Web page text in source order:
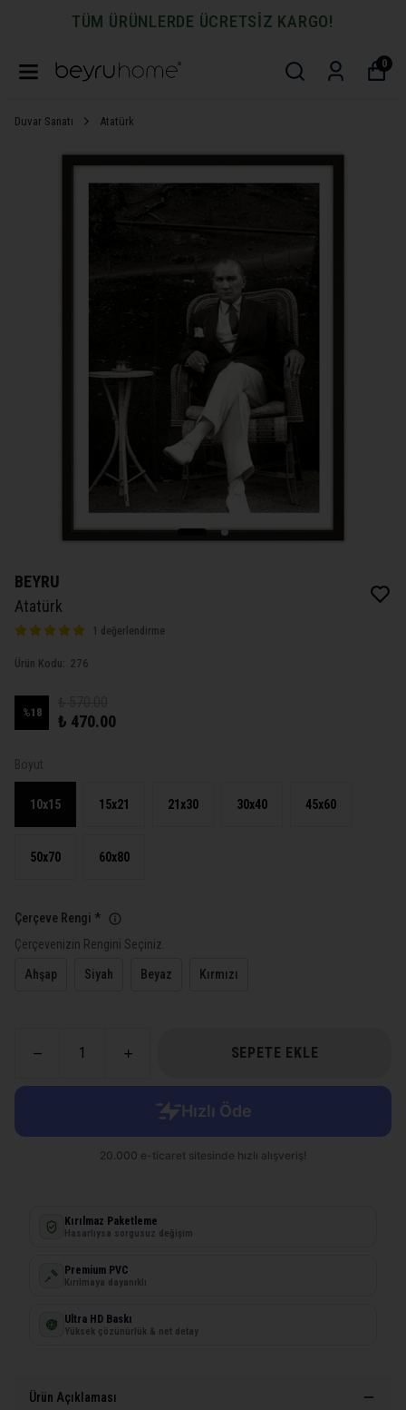
TÜM ÜRÜNLERDE ÜCRETSİZ KARGO!
0
Duvar Sanatı Atatürk
BEYRU
Atatürk
1 değerlendirme
Ürün Kodu: 276
%18 ₺ 470.00
Boyut
10x15 15x21 21x30 30x40 45x60
50x70 60x80
Çerçeve Rengi *
Çerçevenizin Rengini Seçiniz.
Ahşap Siyah Beyaz Kırmızı
SEPETE EKLE
Kırılmaz Paketleme
Hasarlıysa sorgusuz değişim
Premium PVC
Kırılmaya dayanıklı
Ultra HD Baskı
Yüksek çözünürlük & net detay
Ürün Açıklaması